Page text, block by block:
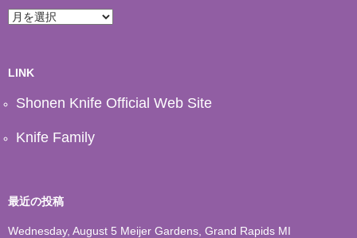
ア
ブ
LINK
Shonen Knife Official Web Site
Knife Family
最近の投稿
Wednesday, August 5 Meijer Gardens, Grand Rapids MI